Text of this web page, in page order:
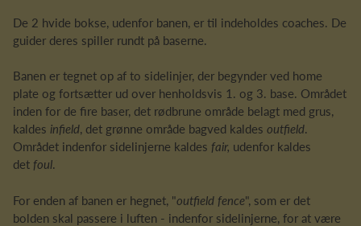
De 2 hvide bokse, udenfor banen, er til indeholdes coaches. De
guider deres spiller rundt på baserne.
Banen er tegnet op af to sidelinjer, der begynder ved home
plate og fortsætter ud over henholdsvis 1. og 3. base. Området
inden for de fire baser, det rødbrune område belagt med grus,
kaldes infield, det grønne område bagved kaldes outfield.
Området indenfor sidelinjerne kaldes fair, udenfor kaldes
det foul.
For enden af banen er hegnet, "outfield fence", som er det
bolden skal passere i luften - indenfor sidelinjerne, for at være